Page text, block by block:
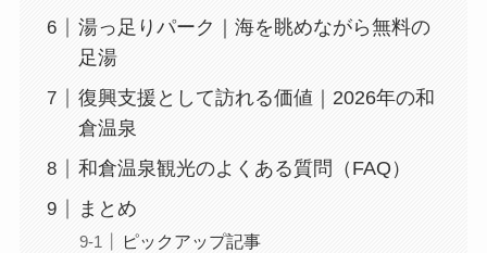
湯っ足りパーク｜海を眺めながら無料の
足湯
復興支援として訪れる価値｜2026年の和
倉温泉
和倉温泉観光のよくある質問（FAQ）
まとめ
ピックアップ記事